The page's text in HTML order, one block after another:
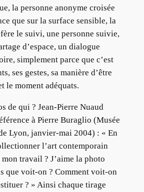
la personne anonyme croisée
que sur la surface sensible, la
le suivi, une personne suivie,
d’espace, un dialogue
simplement parce que c’est
ses gestes, sa manière d’être
le moment adéquats.
de qui ? Jean-Pierre Nuaud
à Pierre Buraglio (Musée
Lyon, janvier-mai 2004) : « En
l’art contemporain
travail ? J’aime la photo
que voit-on ? Comment voit-on
? » Ainsi chaque tirage